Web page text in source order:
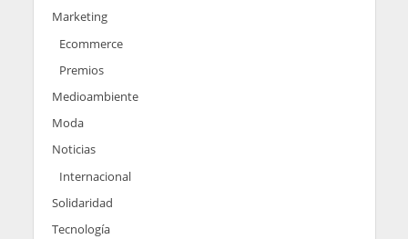
Marketing
Ecommerce
Premios
Medioambiente
Moda
Noticias
Internacional
Solidaridad
Tecnología